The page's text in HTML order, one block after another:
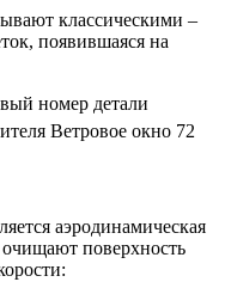
классическими –
появившаяся на
номер детали
Ветровое окно 72
аэродинамическая
поверхность